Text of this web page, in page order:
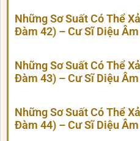
Những Sơ Suất Có Thể
Đàm 42) – Cư Sĩ Diệu
Những Sơ Suất Có Thể
Đàm 43) – Cư Sĩ Diệu
Những Sơ Suất Có Thể
Đàm 44) – Cư Sĩ Diệu